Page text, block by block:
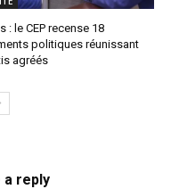
: le CEP recense 18
politiques réunissant
agréés
a reply